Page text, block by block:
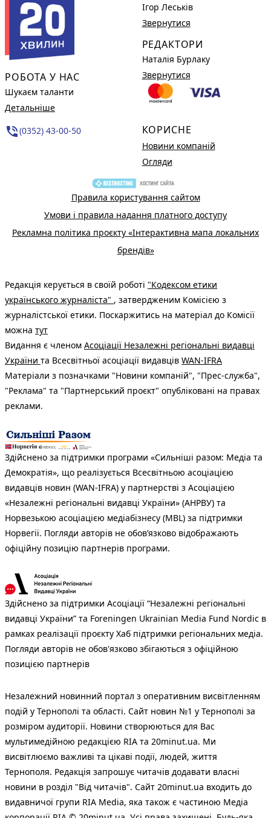
РОБОТА У НАС
Шукаєм таланти
Детальніше
phone_in_talk(0352) 43-00-50
Ігор Леськів
Звернутися
РЕДАКТОРИ
Наталія Бурлаку
Звернутися
КОРИСНЕ
Новини компаній
Огляди
Правила користування сайтом
Умови і правила надання платного доступу
Рекламна політика проєкту «Інтерактивна мапа локальних
брендів»
Редакція керується в своїй роботі "Кодексом етики
українського журналіста" , затвердженим Комісією з
журналістської етики. Поскаржитись на матеріал до Комісії
можна тут
Видання є членом Асоціації Незалежні регіональні видавці
України та Всесвітньої асоціації видавців WAN-IFRA
Матеріали з позначками "Новини компаній", "Прес-служба",
"Реклама" та "Партнерський проєкт" опубліковані на правах
реклами.
Здійснено за підтримки програми «Сильніші разом: Медіа та
Демократія», що реалізується Всесвітньою асоціацією
видавців новин (WAN-IFRA) у партнерстві з Асоціацією
«Незалежні регіональні видавці України» (АНРВУ) та
Норвезькою асоціацією медіабізнесу (MBL) за підтримки
Норвегії. Погляди авторів не обов’язково відображають
офіційну позицію партнерів програми.
Здійснено за підтримки Асоціації “Незалежні регіональні
видавці України” та Foreningen Ukrainian Media Fund Nordic в
рамках реалізації проєкту Хаб підтримки регіональних медіа.
Погляди авторів не обов'язково збігаються з офіційною
позицією партнерів
Незалежний новинний портал з оперативним висвітленням
подій у Тернополі та області. Сайт новин №1 у Тернополі за
розміром аудиторії. Новини створюються для Вас
мультимедійною редакцією RIA та 20minut.ua. Ми
висвітлюємо важливі та цікаві події, людей, життя
Тернополя. Редакція запрошує читачів додавати власні
новини в розділ "Від читачів". Сайт 20minut.ua входить до
видавничої групи RIA Media, яка також є частиною Медіа